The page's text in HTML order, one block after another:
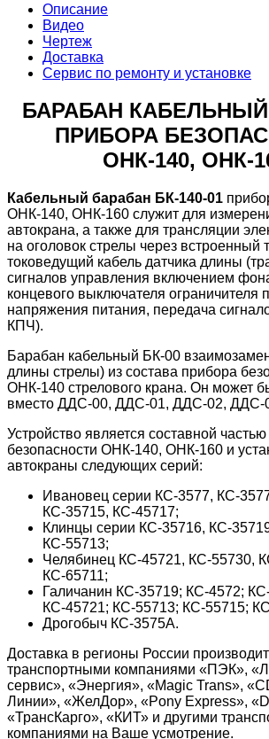
Описание
Видео
Чертеж
Доставка
Сервис по ремонту и установке
БАРАБАН КАБЕЛЬНЫЙ
ПРИБОРА
ОНК-140, ОНК-
Кабельный барабан БК-140-01
ОНК-140, ОНК-160 служит для
автокрана, а также для трансляции
на оголовок стрелы через встроенный
токоведущий кабель датчика длины
сигналов управления включением
концевого выключателя ограничителя
напряжения питания, передача
КПЧ).
Барабан кабельный БК-00
длины стрелы) из состава прибора
ОНК-140 стрелового крана. Он может
вместо ДДС-00, ДДС-01, ДДС-02, ДДС-
Устройство является составной
безопасности ОНК-140, ОНК-160 и
автокраны следующих серий:
Ивановец серии КС-3577, КС-
КС-35715, КС-45717;
Клинцы серии КС-35716, КС-
КС-55713;
Челябинец КС-45721, КС-55730,
КС-65711;
Галичанин КС-35719; КС-4572;
КС-45721; КС-55713; КС-55715;
Дрогобыч КС-3575А.
Доставка в регионы России
транспортными компаниями «ПЭК»,
сервис», «Энергия», «Magic Trans»,
Линии», «ЖелДор», «Pony Express»,
«ТрансКарго», «КИТ» и другими
компаниями на Ваше усмотрение.